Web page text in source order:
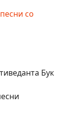
Бук